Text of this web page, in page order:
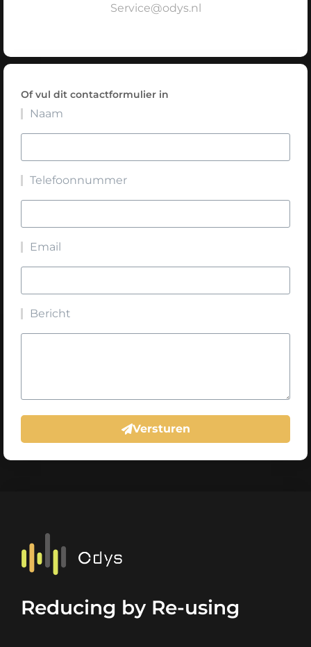
Service@odys.nl
Of vul dit contactformulier in
Naam
Telefoonnummer
Email
Bericht
Versturen
Reducing by Re-using